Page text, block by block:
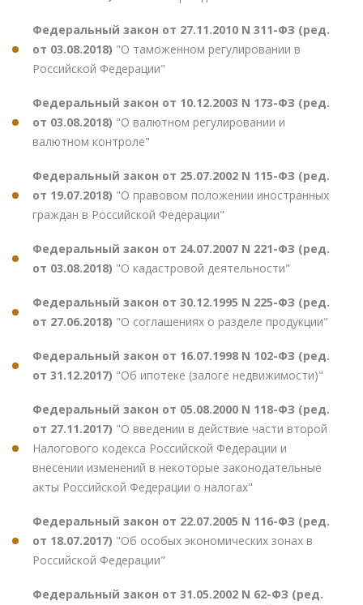
Федеральный закон от 27.11.2010 N 311-ФЗ (ред.
от 03.08.2018) "О таможенном регулировании в
Российской Федерации"
Федеральный закон от 10.12.2003 N 173-ФЗ (ред.
от 03.08.2018) "О валютном регулировании и
валютном контроле"
Федеральный закон от 25.07.2002 N 115-ФЗ (ред.
от 19.07.2018) "О правовом положении иностранных
граждан в Российской Федерации"
Федеральный закон от 24.07.2007 N 221-ФЗ (ред.
от 03.08.2018) "О кадастровой деятельности"
Федеральный закон от 30.12.1995 N 225-ФЗ (ред.
от 27.06.2018) "О соглашениях о разделе продукции"
Федеральный закон от 16.07.1998 N 102-ФЗ (ред.
от 31.12.2017) "Об ипотеке (залоге недвижимости)"
Федеральный закон от 05.08.2000 N 118-ФЗ (ред.
от 27.11.2017) "О введении в действие части второй
Налогового кодекса Российской Федерации и
внесении изменений в некоторые законодательные
акты Российской Федерации о налогах"
Федеральный закон от 22.07.2005 N 116-ФЗ (ред.
от 18.07.2017) "Об особых экономических зонах в
Российской Федерации"
Федеральный закон от 31.05.2002 N 62-ФЗ (ред.